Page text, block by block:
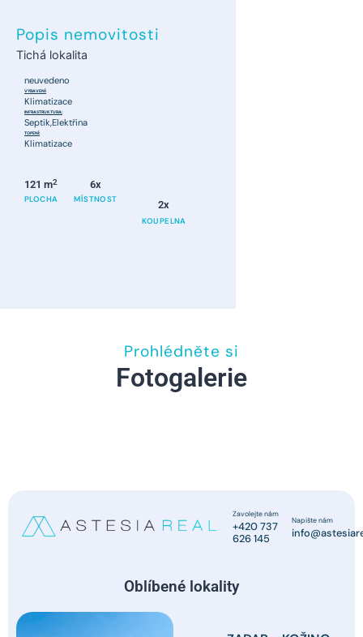
Popis nemovitosti
Tichá lokalita
neuvedeno
VYBAVENÍ:
Klimatizace
INFRASTRUKTURA:
Septik,Elektřina
TOPENÍ:
Klimatizace
121 m2
PLOCHA
6x
MÍSTNOST 2x
KOUPELNA
Prohlédněte si
Fotogalerie
Zavolejte nám
+420 737
626 145
Napište nám
Oblíbené lokality